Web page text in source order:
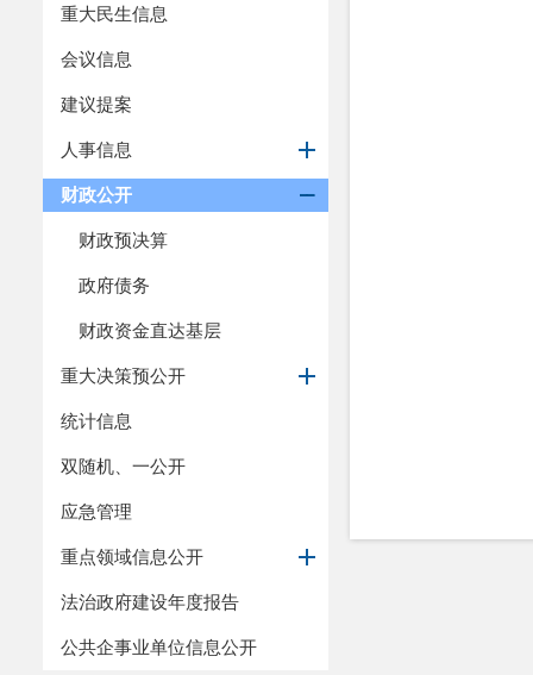
重大民生信息
会议信息
建议提案
人事信息
财政公开
财政预决算
政府债务
财政资金直达基层
重大决策预公开
统计信息
双随机、一公开
应急管理
重点领域信息公开
法治政府建设年度报告
公共企事业单位信息公开